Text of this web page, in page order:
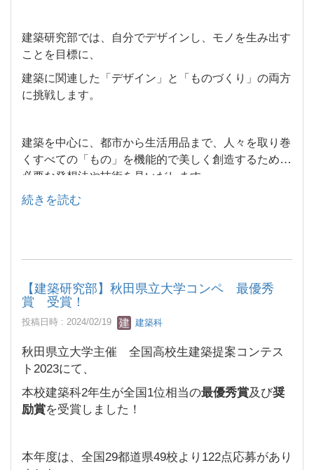
建築研究部では、自分でデザインし、モノを生み出す
ことを目標に、
建築に関連した「デザイン」と「ものづくり」の両方
に挑戦します。
建築を中心に、都市から生活用品まで、人々を取り巻
くすべての「もの」を機能的で美しく創造するために
必要な発想法や技術を見いだします。
続きを読む
【建築研究部】秋田県立大学コンペ 最優秀
賞 受賞！
投稿日時 : 2024/02/19 建築科
秋田県立大学主催 全国高校生建築提案コンテス
ト2023にて、
本校建築科2年生が全国1位相当の最優秀賞及び奨
励賞を受賞しました！
本年度は、全国29都道県49校より122点応募があり